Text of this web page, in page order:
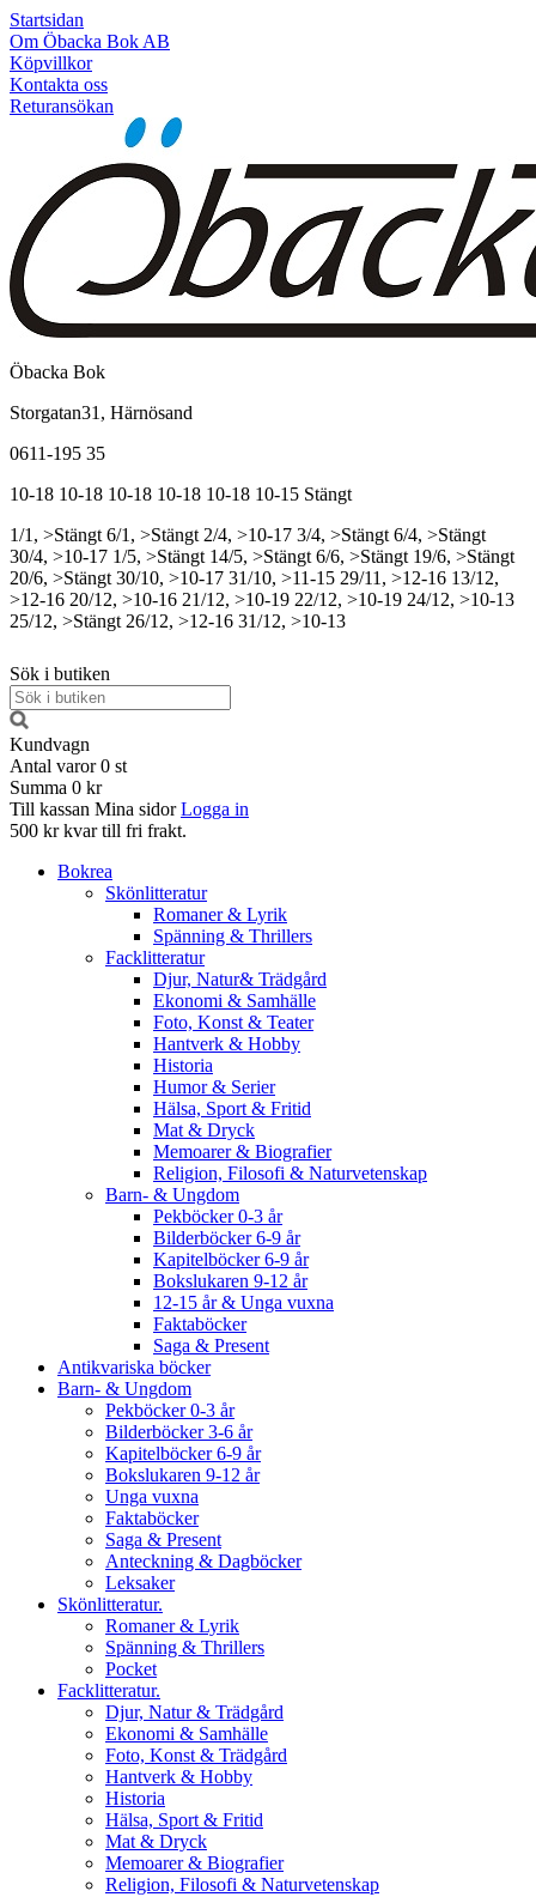
Startsidan
Om Öbacka Bok AB
Köpvillkor
Kontakta oss
Returansökan
Öbacka Bok
Storgatan31, Härnösand
0611-195 35
10-18 10-18 10-18 10-18 10-18 10-15 Stängt
1/1, >Stängt 6/1, >Stängt 2/4, >10-17 3/4, >Stängt 6/4, >Stängt
30/4, >10-17 1/5, >Stängt 14/5, >Stängt 6/6, >Stängt 19/6, >Stängt
20/6, >Stängt 30/10, >10-17 31/10, >11-15 29/11, >12-16 13/12,
>12-16 20/12, >10-16 21/12, >10-19 22/12, >10-19 24/12, >10-13
25/12, >Stängt 26/12, >12-16 31/12, >10-13
Sök i butiken
Kundvagn
Antal varor 0 st
Summa 0 kr
Till kassan Mina sidor Logga in
500 kr kvar till fri frakt.
Bokrea
Skönlitteratur
Romaner & Lyrik
Spänning & Thrillers
Facklitteratur
Djur, Natur& Trädgård
Ekonomi & Samhälle
Foto, Konst & Teater
Hantverk & Hobby
Historia
Humor & Serier
Hälsa, Sport & Fritid
Mat & Dryck
Memoarer & Biografier
Religion, Filosofi & Naturvetenskap
Barn- & Ungdom
Pekböcker 0-3 år
Bilderböcker 6-9 år
Kapitelböcker 6-9 år
Bokslukaren 9-12 år
12-15 år & Unga vuxna
Faktaböcker
Saga & Present
Antikvariska böcker
Barn- & Ungdom
Pekböcker 0-3 år
Bilderböcker 3-6 år
Kapitelböcker 6-9 år
Bokslukaren 9-12 år
Unga vuxna
Faktaböcker
Saga & Present
Anteckning & Dagböcker
Leksaker
Skönlitteratur.
Romaner & Lyrik
Spänning & Thrillers
Pocket
Facklitteratur.
Djur, Natur & Trädgård
Ekonomi & Samhälle
Foto, Konst & Trädgård
Hantverk & Hobby
Historia
Hälsa, Sport & Fritid
Mat & Dryck
Memoarer & Biografier
Religion, Filosofi & Naturvetenskap